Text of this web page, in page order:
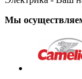
Мы